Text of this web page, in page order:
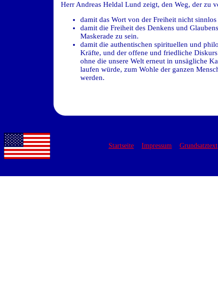
Herr Andreas Heldal Lund zeigt, den Weg, der zu
damit das Wort von der Freiheit nicht
damit die Freiheit des Denkens und
Maskerade zu sein.
damit die authentischen spirituellen und
Kräfte, und der offene und friedliche
ohne die unsere Welt erneut in unsägliche
laufen würde, zum Wohle der ganzen
werden.
Startseite Impressum Grundsatztext